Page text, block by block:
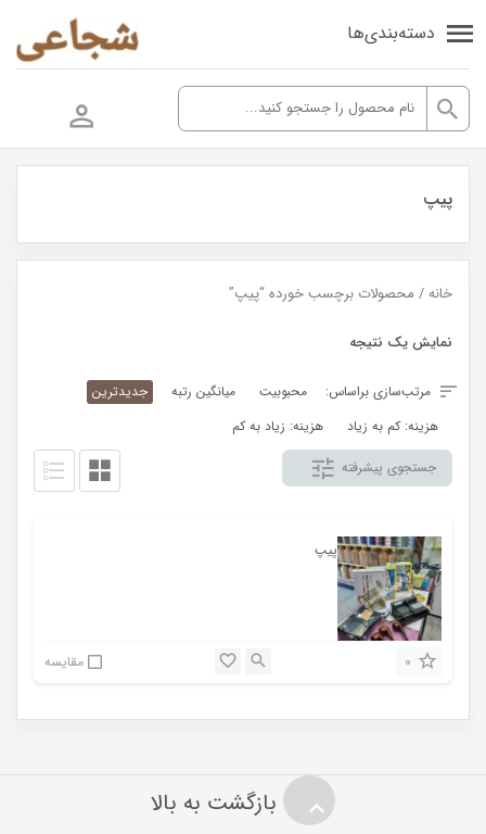
دسته‌بندی‌ها
پیپ
خانه/ محصولات برچسب خورده “پیپ”
نمایش یک نتیجه
مرتب‌سازی براساس: محبوبیت میانگین رتبه
جدیدترین
هزینه: کم به زیاد
هزینه: زیاد به کم
جستجوی پیشرفته
پیپ
0 مقایسه
بازگشت به بالا